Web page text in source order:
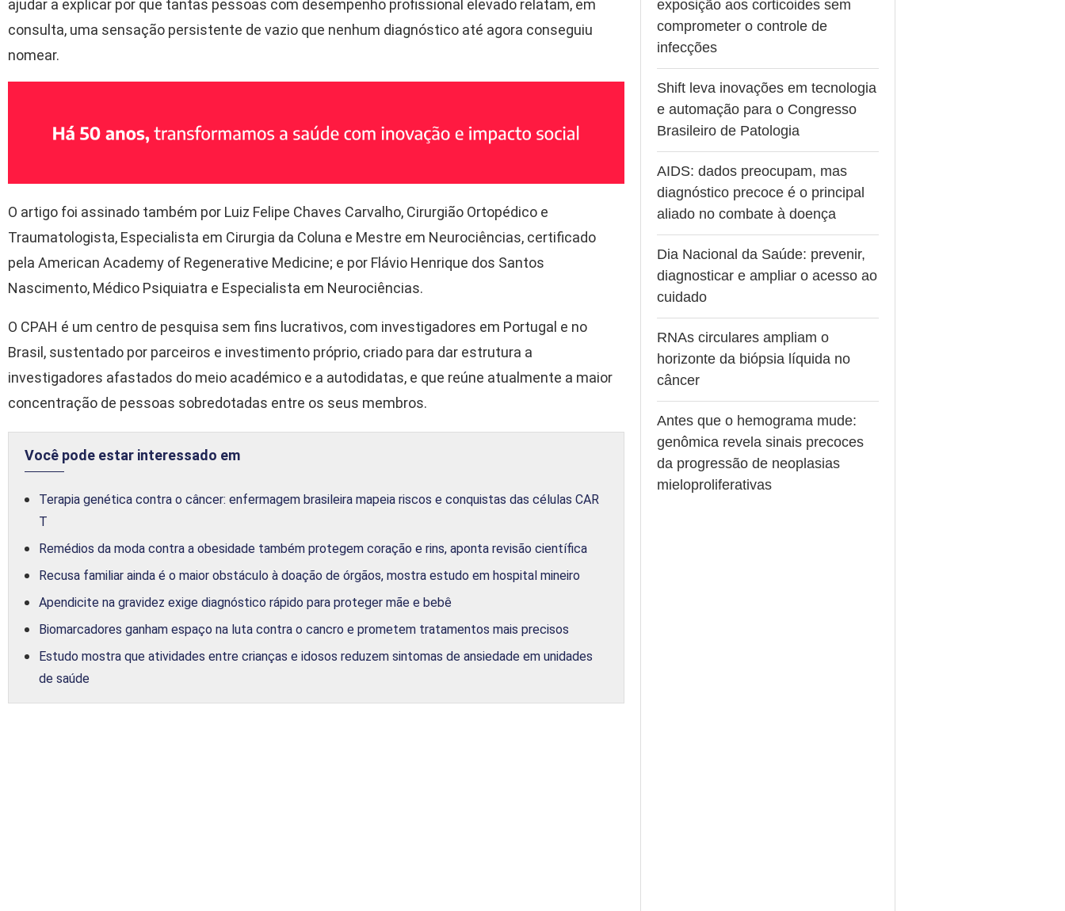
ajudar a explicar por que tantas pessoas com desempenho profissional elevado relatam, em
consulta, uma sensação persistente de vazio que nenhum diagnóstico até agora conseguiu
nomear.
O artigo foi assinado também por Luiz Felipe Chaves Carvalho, Cirurgião Ortopédico e
Traumatologista, Especialista em Cirurgia da Coluna e Mestre em Neurociências, certificado
pela American Academy of Regenerative Medicine; e por Flávio Henrique dos Santos
Nascimento, Médico Psiquiatra e Especialista em Neurociências.
O CPAH é um centro de pesquisa sem fins lucrativos, com investigadores em Portugal e no
Brasil, sustentado por parceiros e investimento próprio, criado para dar estrutura a
investigadores afastados do meio académico e a autodidatas, e que reúne atualmente a maior
concentração de pessoas sobredotadas entre os seus membros.
Você pode estar interessado em
Terapia genética contra o câncer: enfermagem brasileira mapeia riscos e conquistas das células CAR
T
Remédios da moda contra a obesidade também protegem coração e rins, aponta revisão científica
Recusa familiar ainda é o maior obstáculo à doação de órgãos, mostra estudo em hospital mineiro
Apendicite na gravidez exige diagnóstico rápido para proteger mãe e bebê
Biomarcadores ganham espaço na luta contra o cancro e prometem tratamentos mais precisos
Estudo mostra que atividades entre crianças e idosos reduzem sintomas de ansiedade em unidades
de saúde
exposição aos corticoides sem
comprometer o controle de
infecções
Shift leva inovações em tecnologia
e automação para o Congresso
Brasileiro de Patologia
AIDS: dados preocupam, mas
diagnóstico precoce é o principal
aliado no combate à doença
Dia Nacional da Saúde: prevenir,
diagnosticar e ampliar o acesso ao
cuidado
RNAs circulares ampliam o
horizonte da biópsia líquida no
câncer
Antes que o hemograma mude:
genômica revela sinais precoces
da progressão de neoplasias
mieloproliferativas